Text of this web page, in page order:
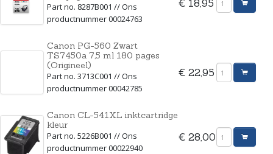
Part no. 8287B001 // Ons
productnummer 00024763
€ 18,95
Canon PG-560 Zwart
TS7450a 7,5 ml 180 pages
(Origineel)
Part no. 3713C001 // Ons
productnummer 00042785
€ 22,95
Canon CL-541XL inktcartridge
kleur
Part no. 5226B001 // Ons
productnummer 00022940
€ 28,00